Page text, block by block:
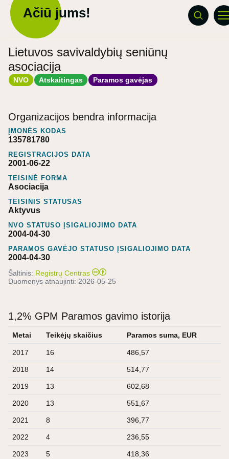
Ačiū jums!
Lietuvos savivaldybių seniūnų
asociacija
NVO Atskaitingas Paramos gavėjas
Organizacijos bendra informacija
ĮMONĖS KODAS
135781780
REGISTRACIJOS DATA
2001-06-22
TEISINĖ FORMA
Asociacija
TEISINIS STATUSAS
Aktyvus
NVO STATUSO ĮSIGALIOJIMO DATA
2004-04-30
PARAMOS GAVĖJO STATUSO ĮSIGALIOJIMO DATA
2004-04-30
Šaltinis: Registrų Centras
Duomenys atnaujinti: 2026-05-25
1,2% GPM Paramos gavimo istorija
Metai Teikėjų skaičius Paramos suma, EUR
2017 16 486,57
2018 14 514,77
2019 13 602,68
2020 13 551,67
2021 8 396,77
2022 4 236,55
2023 5 418,36